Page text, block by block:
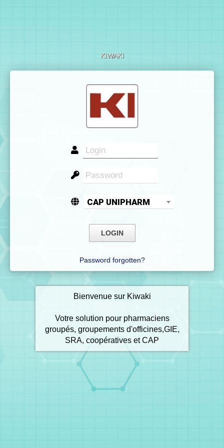
KIWAKI
CAP UNIPHARM
Password forgotten?
Bienvenue sur Kiwaki
Votre solution pour pharmaciens
groupés, groupements d'officines,GIE,
SRA, coopératives et CAP